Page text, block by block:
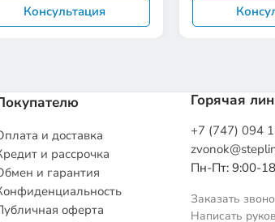
Консультация
и доставка
и рассрочка
и гарантия
оферта
Горячая
+7 (747) 094
Пн-Пт: 9:00-
Заказать
Написать